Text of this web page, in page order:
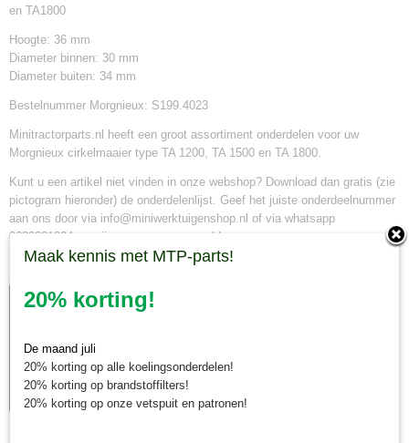
en TA1800
Hoogte: 36 mm
Diameter binnen: 30 mm
Diameter buiten: 34 mm
Bestelnummer Morgnieux: S199.4023
Minitractorparts.nl heeft een groot assortiment onderdelen voor uw
Morgnieux cirkelmaaier type TA 1200, TA 1500 en TA 1800.
Kunt u een artikel niet vinden in onze webshop? Download dan gratis (zie
pictogram hieronder) de onderdelenlijst. Geef het juiste onderdeelnummer
aan ons door via info@miniwerktuigenshop.nl of via whatsapp
0630381824 en wij gaan voor u op zoek!
Maak kennis met MTP-parts!
20% korting!
De maand juli
20% korting op alle koelingsonderdelen!
20% korting op brandstoffilters!
20% korting op onze vetspuit en patronen!